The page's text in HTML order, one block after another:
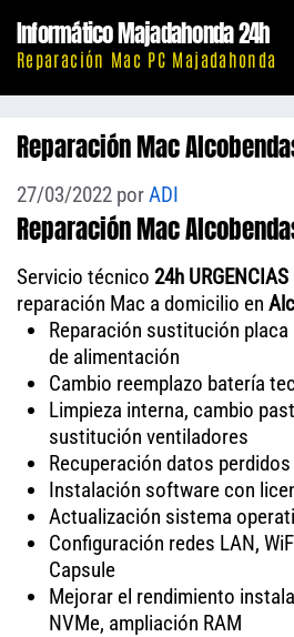
contenido
Informático Majadahonda 24h
Reparación Mac PC Majadahonda
Reparación Mac
27/03/2022 porADI
Reparación Mac
Servicio técnico 24h
reparación Mac a domicilio en
Reparación sustitución
de alimentación
Cambio reemplazo batería
Limpieza interna, cambio
sustitución ventiladores
Recuperación datos perdidos
Instalación software con
Actualización sistema
Configuración redes LAN,
Capsule
Mejorar el rendimiento
NVMe, ampliación RAM